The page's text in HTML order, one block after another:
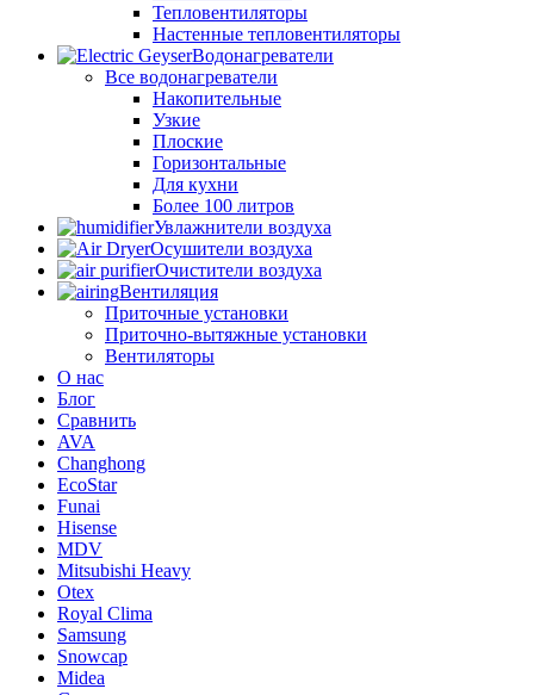
Тепловентиляторы
Настенные тепловентиляторы
Водонагреватели
Все водонагреватели
Накопительные
Узкие
Плоские
Горизонтальные
Для кухни
Более 100 литров
Увлажнители воздуха
Осушители воздуха
Очистители воздуха
Вентиляция
Приточные установки
Приточно-вытяжные установки
Вентиляторы
О нас
Блог
Сравнить
AVA
Changhong
EcoStar
Funai
Hisense
MDV
Mitsubishi Heavy
Otex
Royal Clima
Samsung
Snowcap
Midea